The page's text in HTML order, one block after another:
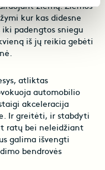
žiemą. Žiemos
kur kas didesne
iki padengtos sniegu
iš jų reikia gebėti
atliktas
automobilio
akceleracija
Ir greitėti, ir stabdyti
ratų bei neleidžiant
galima išvengti
bendrovės